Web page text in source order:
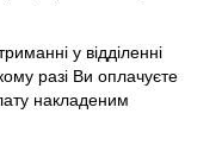
у відділенні
разі Ви оплачуєте
накладеним